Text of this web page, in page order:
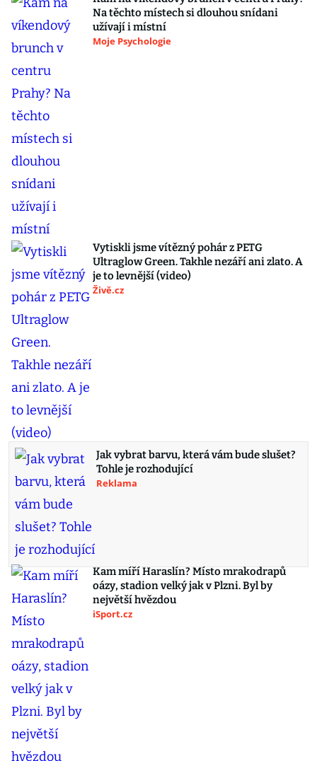
Na těchto místech si dlouhou snídani
užívají i místní
Moje Psychologie
Vytiskli jsme vítězný pohár z PETG
Ultraglow Green. Takhle nezáří ani zlato. A
je to levnější (video)
Živě.cz
Jak vybrat barvu, která vám bude slušet?
Tohle je rozhodující
Reklama
Kam míří Haraslín? Místo mrakodrapů
oázy, stadion velký jak v Plzni. Byl by
největší hvězdou
iSport.cz